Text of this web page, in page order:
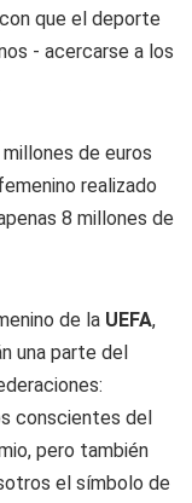
que el deporte
- acercarse a los
de euros
realizado
8 millones de
de la UEFA,
una parte del
conscientes del
pero también
el símbolo de